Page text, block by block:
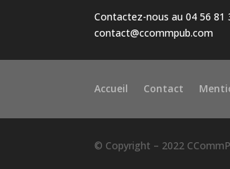
Contactez-nous au 04 56 81
contact@ccommpub.com
Accueil Contact
© Copyright – 2022